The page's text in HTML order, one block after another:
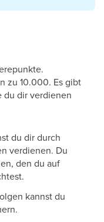
zu 10.000. Es gibt
du dir verdienen
du dir durch
verdienen. Du
den du auf
kannst du